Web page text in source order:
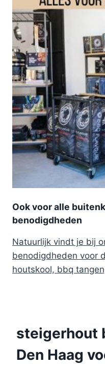
Ook voor alle
benodigdheden
Natuurlijk vindt je bij
benodigdheden voor
houtskool, bbq
steigerhout
Den Haag